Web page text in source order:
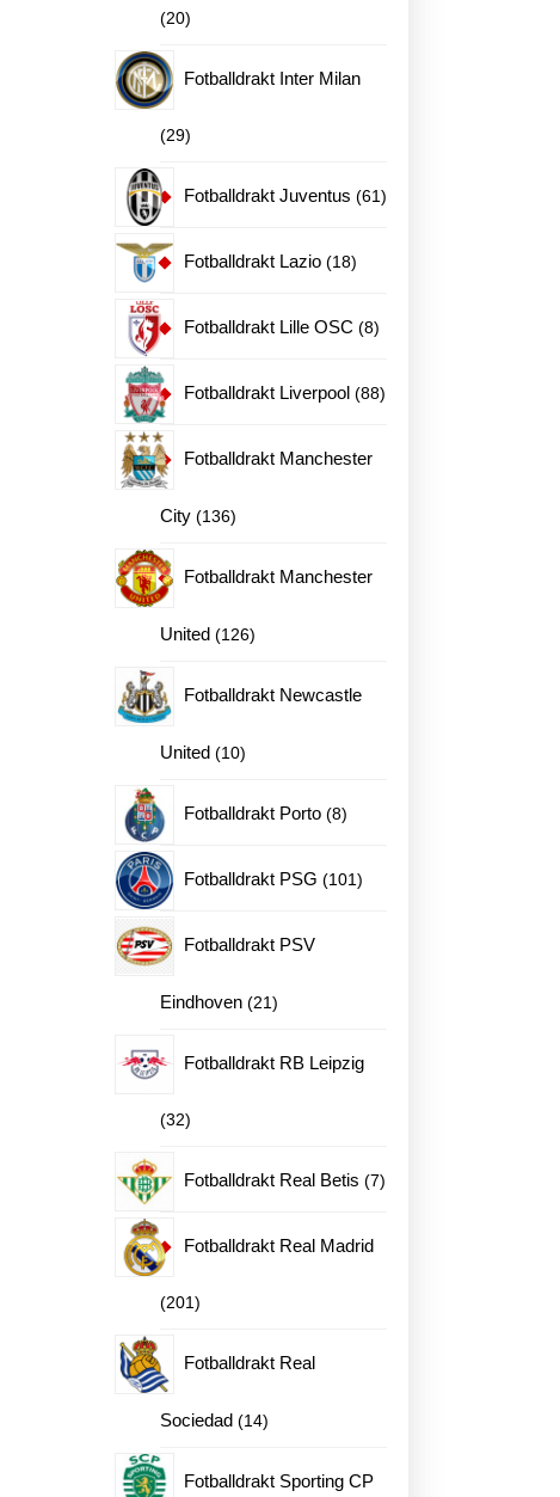
2020
produkter
Fotballdrakt Inter Milan
2929
produkter
Fotballdrakt Juventus 6161
Fotballdrakt Lazio 1818
Fotballdrakt Lille OSC 88
Fotballdrakt Liverpool 8888
Fotballdrakt Manchester
City 136136
Fotballdrakt Manchester
United 126126
Fotballdrakt Newcastle
United 1010
Fotballdrakt Porto 88
Fotballdrakt PSG 101101
Fotballdrakt PSV
Eindhoven 2121
Fotballdrakt RB Leipzig
3232
produkter
Fotballdrakt Real Betis 77
Fotballdrakt Real Madrid
201201
produkter
Fotballdrakt Real
Sociedad 1414
Fotballdrakt Sporting CP